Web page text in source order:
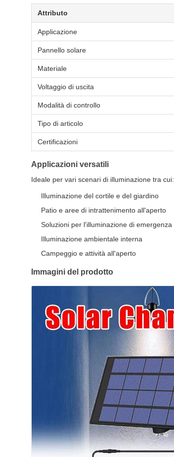
Attributo
Applicazione
Pannello solare
Materiale
Voltaggio di uscita
Modalità di controllo
Tipo di articolo
Certificazioni
Applicazioni versatili
Ideale per vari scenari di illuminazione tra cui:
Illuminazione del cortile e del giardino
Patio e aree di intrattenimento all'aperto
Soluzioni per l'illuminazione di emergenza
Illuminazione ambientale interna
Campeggio e attività all'aperto
Immagini del prodotto